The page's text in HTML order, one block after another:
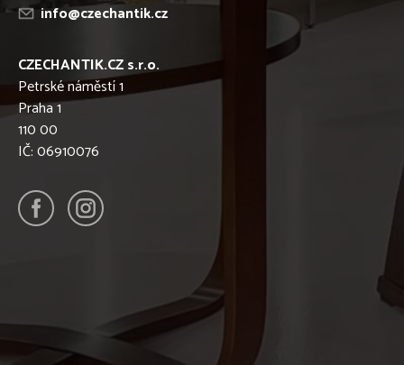
info@czechantik.cz
CZECHANTIK.CZ s.r.o.
Petrské náměstí 1
Praha 1
110 00
IČ: 06910076